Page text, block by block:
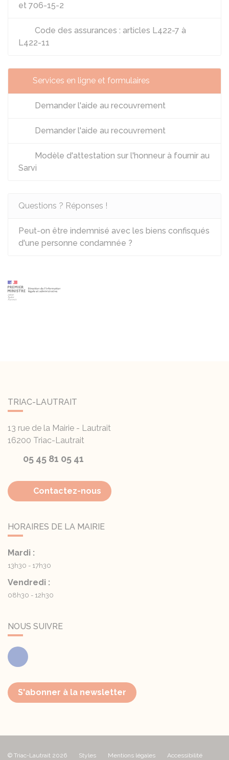
et 706-15-2
Code des assurances : articles L422-7 à
L422-11
Services en ligne et formulaires
Demander l'aide au recouvrement
Demander l'aide au recouvrement
Modèle d'attestation sur l'honneur à fournir au
Sarvi
Questions ? Réponses !
Peut-on être indemnisé avec les biens confisqués
d'une personne condamnée ?
TRIAC-LAUTRAIT
13 rue de la Mairie - Lautrait
16200 Triac-Lautrait
05 45 81 05 41
Contactez-nous
HORAIRES DE LA MAIRIE
Mardi :
13h30 - 17h30
Vendredi :
08h30 - 12h30
NOUS SUIVRE
Facebook
S'abonner à la newsletter
© Triac-Lautrait 2026 Styles Mentions légales Accessibilité